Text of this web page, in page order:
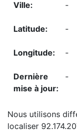
-
-
-
-
Nous utilisons
localiser